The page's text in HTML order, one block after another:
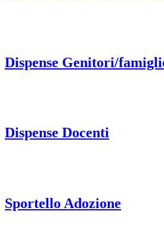
Dispense Genitori/
Dispense Docenti
Sportello Adozione